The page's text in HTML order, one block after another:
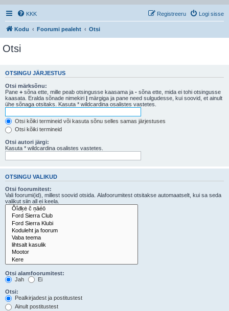
KKK Logi sisse
Registreeru
Kodu Foorumi pealeht Otsi
Otsi
OTSINGU JÄRJESTUS
Otsi märksõnu:
Pane + sõna ette, mille peab otsingusse kaasama ja - sõna ette, mida ei tohi otsingusse
kaasata. Eralda sõnade nimekiri | märgiga ja pane need sulgudesse, kui soovid, et ainult
ühe sõnaga otsitaks. Kasuta * wildcardina osalistes vastetes.
Otsi kõiki termineid või kasuta sõnu selles samas järjestuses
Otsi kõiki termineid
Otsi autori järgi:
Kasuta * wildcardina osalistes vastetes.
OTSINGU VALIKUD
Otsi foorumitest:
Vali foorumi(id), millest soovid otsida. Alafoorumitest otsitakse automaatselt, kui sa seda
valikut siin all ei keela.
Otsi alamfoorumitest:
Jah
Ei
Otsi:
Pealkirjadest ja postitustest
Ainult postitustest